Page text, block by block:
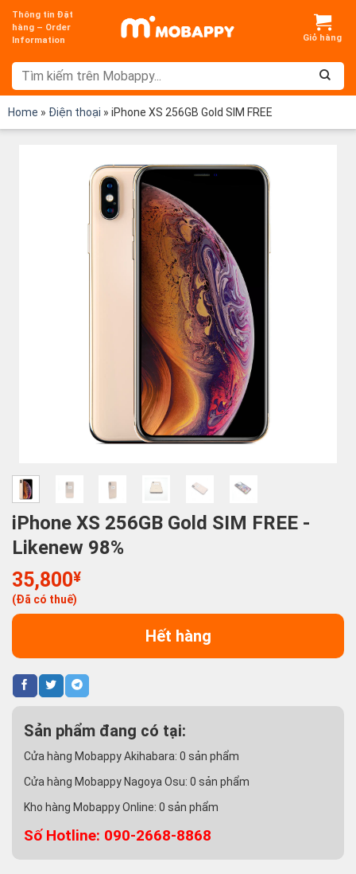
Chuyển
đến
dung
Thông tin Đặt
hàng – Order
Information
Home » Điện thoại » iPhone XS 256GB Gold SIM FREE
iPhone XS 256GB Gold SIM FREE -
Likenew 98%
35,800¥
(Đã có thuế)
Hết hàng
Sản phẩm đang có tại:
Cửa hàng Mobappy Akihabara: 0 sản phẩm
Cửa hàng Mobappy Nagoya Osu: 0 sản phẩm
Kho hàng Mobappy Online: 0 sản phẩm
Số Hotline: 090-2668-8868